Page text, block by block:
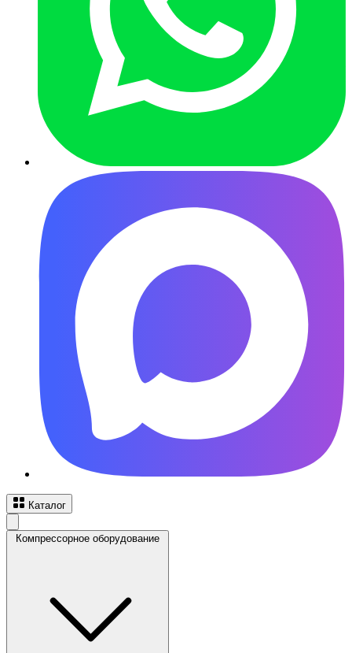
Каталог
Компрессорное оборудование